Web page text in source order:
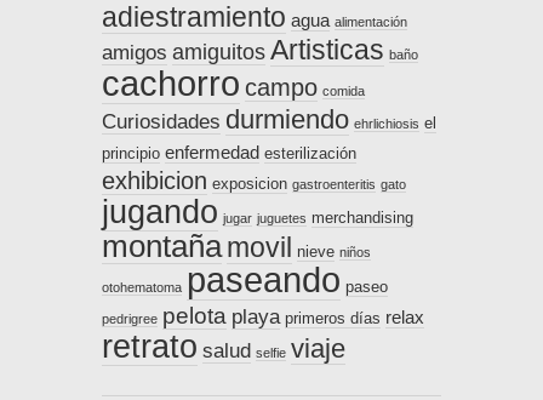
adiestramiento agua alimentación
amigos amiguitos Artisticas baño
cachorro campo comida
Curiosidades durmiendo ehrlichiosis el
principio enfermedad esterilización
exhibicion exposicion gastroenteritis gato
jugando jugar juguetes merchandising
montañamovil nieve niños
otohematoma paseando paseo
pedrigree pelota playa primeros días relax
retrato salud selfie viaje